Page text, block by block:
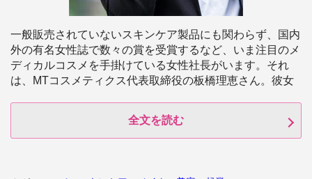
一般販売されていないスキンケア製品にも関わらず、国内
外の有名女性誌で数々の賞を受賞するなど、いま注目のメ
ディカルコスメを手掛けている女性社長がいます。それ
は、MTコスメティクス代表取締役の板橋理恵さん。彼女
全文を読む